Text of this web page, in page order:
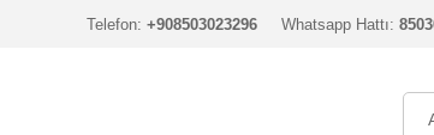
Telefon: +908503023296 Whatsapp Hattı: